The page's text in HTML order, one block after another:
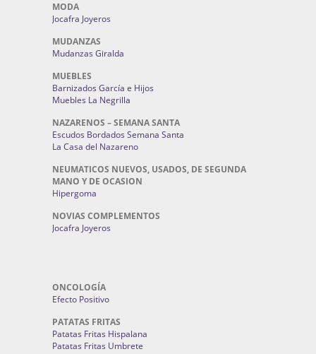
MODA
Jocafra Joyeros
MUDANZAS
Mudanzas Giralda
MUEBLES
Barnizados García e Hijos
Muebles La Negrilla
NAZARENOS – SEMANA SANTA
Escudos Bordados Semana Santa
La Casa del Nazareno
NEUMATICOS NUEVOS, USADOS, DE SEGUNDA
MANO Y DE OCASION
Hipergoma
NOVIAS COMPLEMENTOS
Jocafra Joyeros
ONCOLOGÍA
Efecto Positivo
PATATAS FRITAS
Patatas Fritas Hispalana
Patatas Fritas Umbrete